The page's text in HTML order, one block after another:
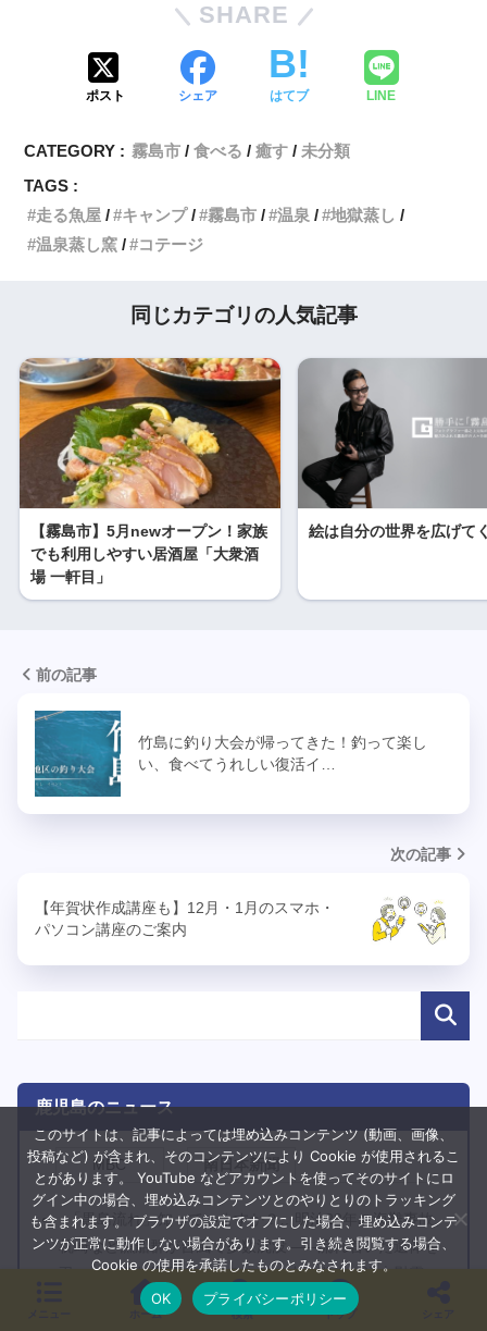
SHARE
ポスト シェア はてブ LINE
CATEGORY : 霧島市 食べる 癒す
未分類
TAGS :
走る魚屋
キャンプ 霧島市 温泉
地獄蒸し
温泉蒸し窯
コテージ
同じカテゴリの人気記事
【霧島市】5月newオープン！家族
でも利用しやすい居酒屋「大衆酒
場 一軒目」
絵は自分の世界を広げて
前の記事
竹島に釣り大会が帰ってきた！釣って楽し
い、食べてうれしい復活イ…
次の記事
【年賀状作成講座も】12月・1月のスマホ・
パソコン講座のご案内
鹿児島のニュース
MBC 南日本新聞
「黒島流れ」知っていますか？…明治28年の海難事故、
枕崎など漁船群が台風で多数沈没――流れ着いた遺体を
弔った三島村黒島へ、９年ぶりに小中学生が洋上慰霊
- 8月9日（20:30）
ホーム 検索 トップ
このサイトは、記事によっては埋め込みコンテンツ (動画、画像、
投稿など) が含まれ、そのコンテンツにより Cookie が使用されるこ
とがあります。 YouTube などアカウントを使ってそのサイトにロ
グイン中の場合、埋め込みコンテンツとのやりとりのトラッキング
も含まれます。 ブラウザの設定でオフにした場合、埋め込みコンテ
ンツが正常に動作しない場合があります。引き続き閲覧する場合、
Cookie の使用を承諾したものとみなされます。
OK
プライバシーポリシー